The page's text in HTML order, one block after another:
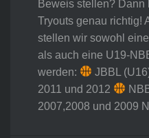
Beweis stellen? Dann
Tryouts genau richtig!
stellen wir sowohl
als auch eine U19-
werden:
JBBL
2011 und 2012
2007,2008 und 2009